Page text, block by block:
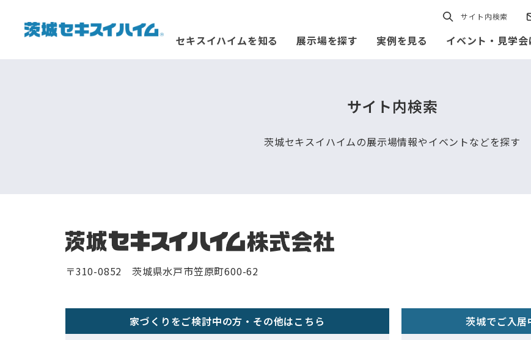
セキスイハイムを知る 展示場を探す 実例を見る イベント・見学会
サイト内検索
サイト内検索
茨城セキスイハイムの展示場情報やイベントなどを探す
〒310-0852 茨城県水戸市笠原町600-62
家づくりをご検討中の方・その他はこちら 茨城でご入居